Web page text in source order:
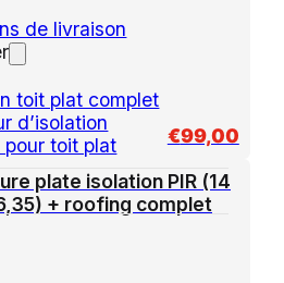
de livraison
toit plat complet
d’isolation
pour toit plat
€99,00
plate isolation PIR (14
+ roofing complet